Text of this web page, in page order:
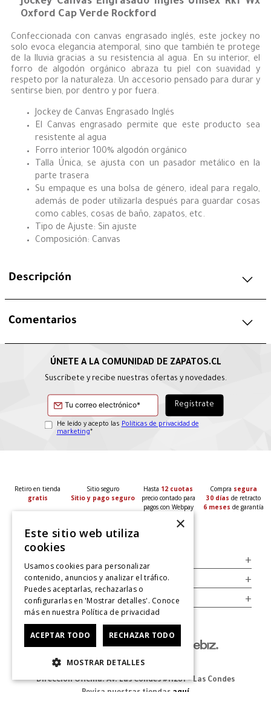
Oxford Cap Verde Rockford
Confeccionada con canvas engrasado inglés, este jockey no
solo evoca elegancia atemporal, sino que también te protege
de la lluvia gracias a su resistencia al agua. En su interior, el
forro de algodón orgánico abraza tu piel con suavidad y
respeto por la naturaleza. Un accesorio pensado para durar y
sentirse bien, por dentro y por fuera.
Jockey de Canvas Engrasado Inglés
El Canvas engrasado permite que este producto sea
resistente al agua
Forro interior 100% algodón orgánico
Talla Única, se ajusta con un pasador metálico en la
parte trasera
Su empaque es una bolsa de género, ideal para regalo,
además de poder utilizarla después para guardar cosas
como cables, cosas de baño, zapatos, etc.
Tipo de Ajuste: Sin ajuste
Composición: Canvas
Descripción
Comentarios
Suscríbete y recibe nuestras ofertas y novedades.
He leído y acepto las Políticas de privacidad de
marketing*
Retiro en tienda
gratis
Sitio seguro
Sitio y pago seguro
Hasta 12 cuotas
precio contado para
pagos con Webpay
Compra segura
30 días de retracto
6 meses de garantía
+
Legal +
Cuenta +
Dirección Oficina: Av. Las Condes #11281 - Las Condes
Revisa nuestras tiendas aquí
×
Este sitio web utiliza
cookies
Usamos cookies para personalizar
contenido, anuncios y analizar el tráfico.
Puedes aceptarlas, rechazarlas o
configurarlas en 'Mostrar detalles'. Conoce
más en nuestra Política de privacidad
ACEPTAR TODO RECHAZAR TODO
MOSTRAR DETALLES